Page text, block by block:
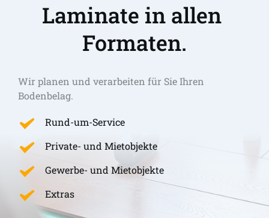
Laminate in allen
Formaten.
Wir planen und verarbeiten für Sie Ihren
Bodenbelag.
Rund-um-Service
Private- und Mietobjekte
Gewerbe- und Mietobjekte
Extras